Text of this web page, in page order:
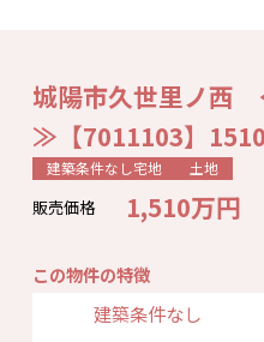
城陽市久世里ノ西
≫【7011103】1510
建築条件なし宅地 土地
販売価格 1,510万円
この物件の特徴
建築条件なし